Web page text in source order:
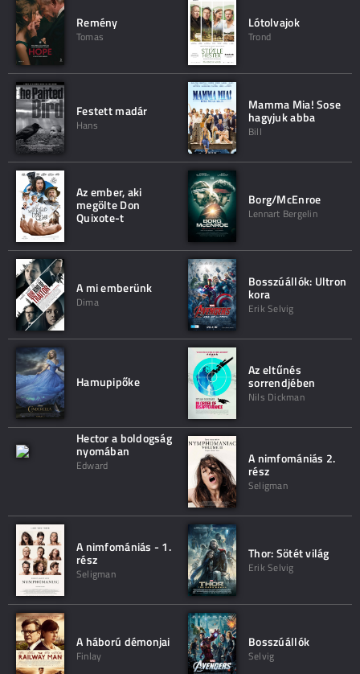
Remény
Tomas
Lótolvajok
Trond
Festett madár
Hans
Mamma Mia! Sose
hagyjuk abba
Bill
Az ember, aki
megölte Don
Quixote-t
Borg/McEnroe
Lennart Bergelin
A mi emberünk
Dima
Bosszúállók: Ultron
kora
Erik Selvig
Hamupipőke
Az eltűnés
sorrendjében
Nils Dickman
Hector a boldogság
nyomában
Edward A nimfomániás 2.
rész
Seligman
A nimfomániás - 1.
rész
Seligman
Thor: Sötét világ
Erik Selvig
A háború démonjai
Finlay
Bosszúállók
Selvig